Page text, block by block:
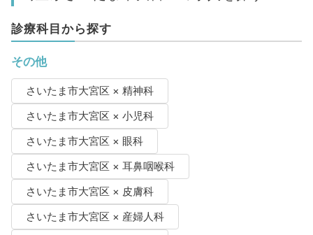
診療科目から探す
その他
さいたま市大宮区 × 精神科
さいたま市大宮区 × 小児科
さいたま市大宮区 × 眼科
さいたま市大宮区 × 耳鼻咽喉科
さいたま市大宮区 × 皮膚科
さいたま市大宮区 × 産婦人科